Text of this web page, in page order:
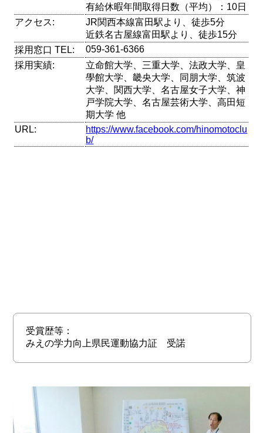
有給休暇年間取得日数（平均）：10日
アクセス:
JR関西本線富田駅より、徒歩5分
近鉄名古屋線富田駅より、徒歩15分
採用窓口 TEL:
059-361-6366
採用実績:
立命館大学、三重大学、法政大学、皇
學館大学、畿央大学、同朋大学、筑波
大学、関西大学、名古屋女子大学、神
戸学院大学、名古屋芸術大学、高田短
期大学 他
URL:
https://www.facebook.com/hinomotoclu
b/
受賞歴等：
みえの学力向上県民運動協力証 受諾